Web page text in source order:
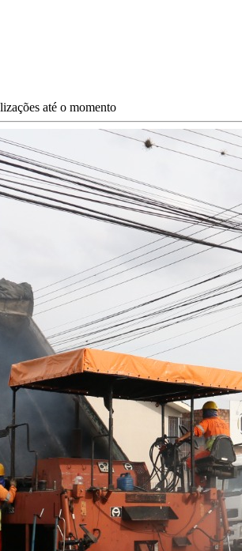
até o momento